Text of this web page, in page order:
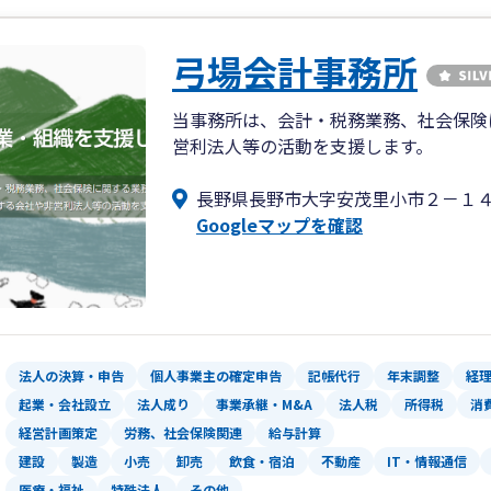
弓場会計事務所
当事務所は、会計・税務業務、社会保
営利法人等の活動を支援します。
長野県長野市大字安茂里小市２－１
Googleマップを確認
法人の決算・申告 個人事業主の確定申告 記帳代行 年末調整
経
起業・会社設立
法人成り 事業承継・M&A 法人税 所得税
消
経営計画策定
労務、社会保険関連
給与計算
建設
製造 小売 卸売 飲食・宿泊 不動産
IT・情報通信